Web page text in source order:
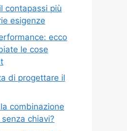
contapassi più
esigenze
ecco
le cose
di progettare il
combinazione
chiavi?